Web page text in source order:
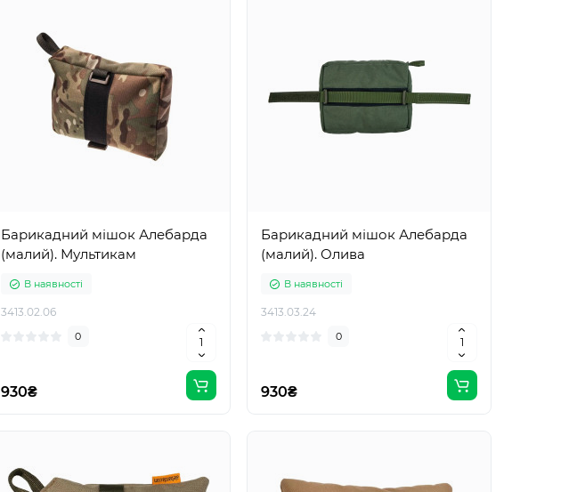
Барикадний мішок Алебарда
(малий). Мультикам
В наявності
3413.02.06
0
930₴
Барикадний мішок Алебарда
(малий). Олива
В наявності
3413.03.24
0
930₴